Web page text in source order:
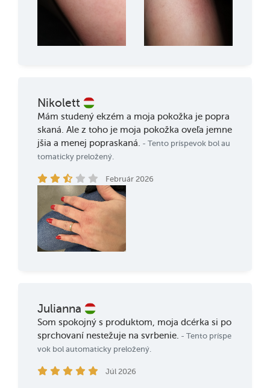
Nikolett
Mám studený ekzém a moja pokožka je popra
skaná. Ale z toho je moja pokožka oveľa jemne
jšia a menej popraskaná. - Tento príspevok bol au
tomaticky preložený.
Február 2026
Julianna
Som spokojný s produktom, moja dcérka si po
sprchovaní nestežuje na svrbenie. - Tento príspe
vok bol automaticky preložený.
Júl 2026